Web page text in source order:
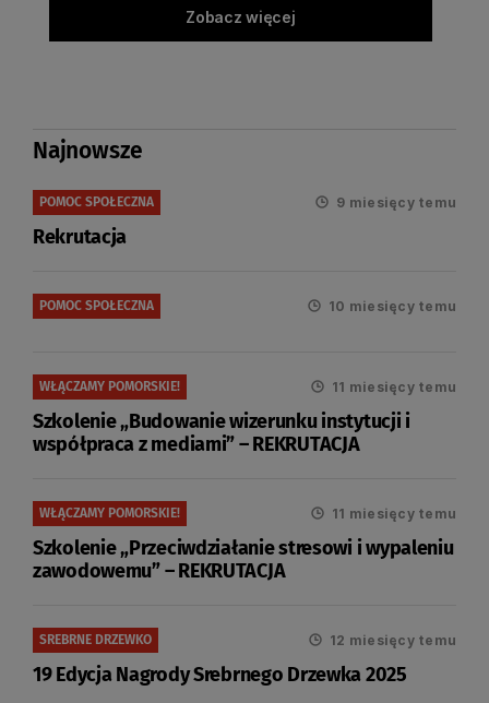
Zobacz więcej
Najnowsze
POMOC SPOŁECZNA 9 miesięcy temu
Rekrutacja
POMOC SPOŁECZNA 10 miesięcy temu
WŁĄCZAMY POMORSKIE! 11 miesięcy temu
Szkolenie „Budowanie wizerunku instytucji i
współpraca z mediami” – REKRUTACJA
WŁĄCZAMY POMORSKIE! 11 miesięcy temu
Szkolenie „Przeciwdziałanie stresowi i wypaleniu
zawodowemu” – REKRUTACJA
SREBRNE DRZEWKO 12 miesięcy temu
19 Edycja Nagrody Srebrnego Drzewka 2025